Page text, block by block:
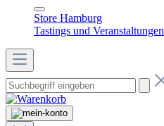
Store Hamburg
Tastings und Veranstaltungen